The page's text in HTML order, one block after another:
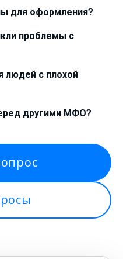
для оформления?
проблемы с
людей с плохой
другими МФО?